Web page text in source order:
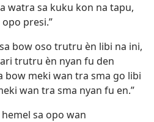
watra sa kuku kon na tapu,
presi.”
bow oso trutru èn libi na ini,
trutru èn nyan fu den
bow meki wan tra sma go libi
wan tra sma nyan fu en.”
hemel sa opo wan